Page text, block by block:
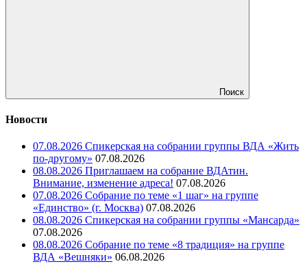
Поиск
Новости
07.08.2026 Спикерская на собрании группы ВДА «Жить
по-другому» 07.08.2026
08.08.2026 Приглашаем на собрание ВДАтин.
Внимание, изменение адреса! 07.08.2026
07.08.2026 Собрание по теме «1 шаг» на группе
«Единство» (г. Москва) 07.08.2026
08.08.2026 Спикерская на собрании группы «Мансарда»
07.08.2026
08.08.2026 Собрание по теме «8 традиция» на группе
ВДА «Вешняки» 06.08.2026